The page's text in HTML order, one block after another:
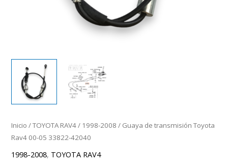
Inicio /TOYOTA RAV4/ 1998-2008 / Guaya de transmisión Toyota
Rav4 00-05 33822-42040
1998-2008, TOYOTA RAV4